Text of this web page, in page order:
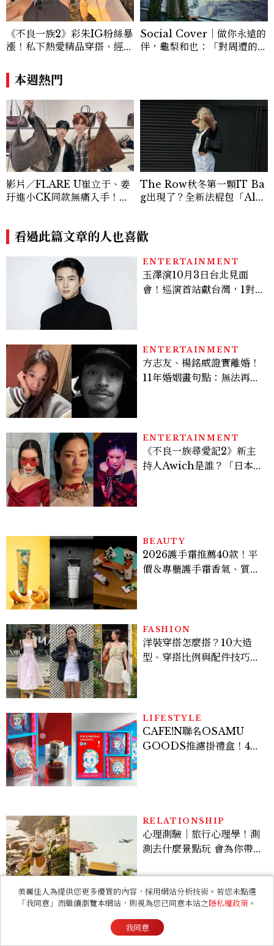
《不良一族2》彩朱IG粉絲暴
漲！私下熱愛精品穿搭、經營
員
Social Cover｜做你永遠的
伴，龜梨和也：「對周遭的人
本週熱門
影片／FLARE U崔立于、姜
玗進小CK同款無痛入手！身
The Row秋冬第一顆IT Ba
g出現了？全新法棍包「Alm
看過此篇文章的人也喜歡
ENTERTAINMENT
玉澤演10月3日台北見面
會！巡演首站獻台灣，1對1
ENTERTAINMENT
方志友、楊銘威證實離婚！
11年婚姻畫句點：無法再做
ENTERTAINMENT
《不良一族尋愛記2》新主
持人Awich是誰？「日本嘻
BEAUTY
2026護手霜推薦40款！平
價＆專櫃護手霜香氣、質
FASHION
洋裝穿搭怎麼搭？10大造
型、穿搭比例與配件技巧一
LIFESTYLE
CAFE!N聯名OSAMU
GOODS推濾掛禮盒！4款
RELATIONSHIP
心理測驗｜旅行心理學！測
測去什麼景點玩 會為你帶來
LIFESTYLE
2026「老爺式旅行」登
場！以島嶼的弦外之音為
美麗佳人為提供您更多優質的內容，採用網站分析技術。若您未點選
「我同意」而繼續瀏覽本網站，則視為您已同意本站之隱私權政策 。
我同意